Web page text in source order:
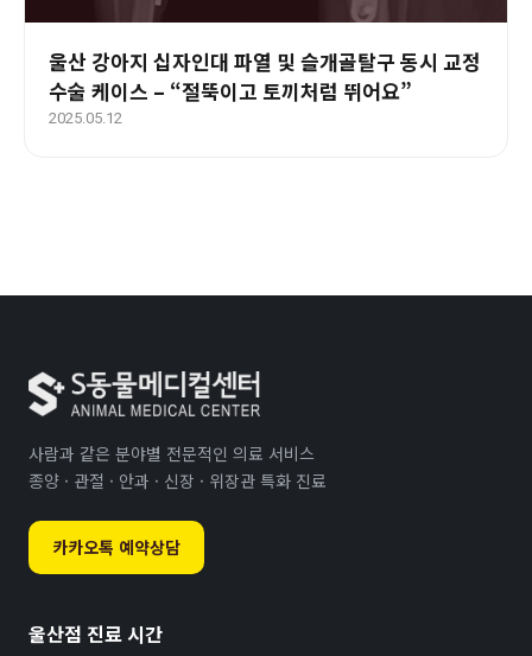
울산 강아지 십자인대 파열 및 슬개골탈구 동시 교정
수술 케이스 – “절뚝이고 토끼처럼 뛰어요”
2025.05.12
사람과 같은 분야별 전문적인 의료 서비스
종양 · 관절 · 안과 · 신장 · 위장관 특화 진료
카카오톡 예약상담
울산점 진료 시간